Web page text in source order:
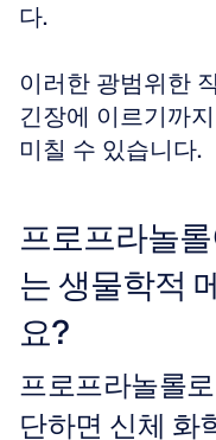
다.
이러한 광범위한
긴장에 이르기까
미칠 수 있습니다.
프로프라놀
는 생물학적
요?
프로프라놀롤
단하면 신체 화